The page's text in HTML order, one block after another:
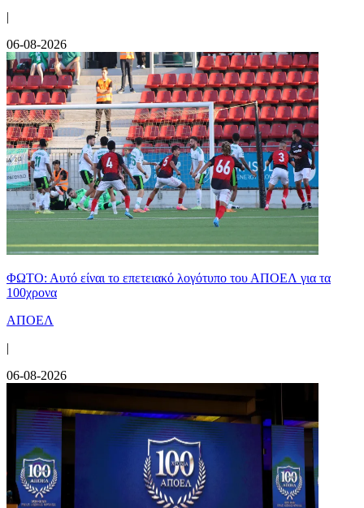
|
06-08-2026
ΦΩΤΟ: Αυτό είναι το επετειακό λογότυπο του ΑΠΟΕΛ για τα
100χρονα
ΑΠΟΕΛ
|
06-08-2026